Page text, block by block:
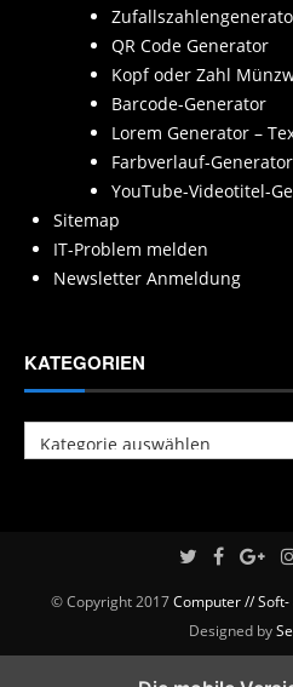
QR Code Generator
Kopf oder Zahl
Barcode-Generator
Lorem Generator –
Farbverlauf-Generator
YouTube-Videotitel-
Sitemap
IT-Problem melden
Newsletter Anmeldung
KATEGORIEN
Kategorien
© Copyright 2017Computer //
Designed by